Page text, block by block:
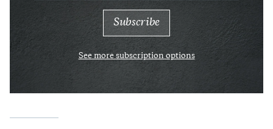
See more subscription options